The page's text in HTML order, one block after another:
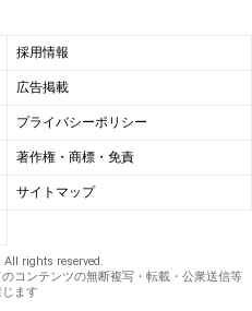
採用情報
広告掲載
プライバシーポリシー
著作権・商標・免責
サイトマップ
rights reserved.
コンテンツの無断複写・転載・公衆送信等
じます